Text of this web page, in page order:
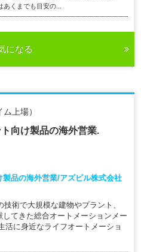
くまでも目安の...
になる
上場）
向け製品の海外営業.
品の海外営業/アズビル株式会社
術で大規模な建物やプラント、
てきた総合オートメーションメー
活に身近なライフオートメーショ